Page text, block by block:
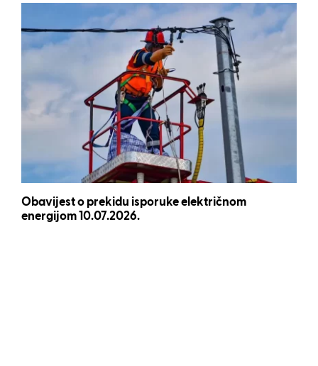
Obavijest o prekidu isporuke električnom
energijom 10.07.2026.